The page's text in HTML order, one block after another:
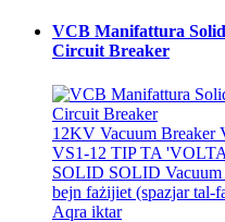
VCB Manifattura
Circuit Breaker
12KV Vacuum Breaker
VS1-12 TIP TA
SOLID SOLID Vacuum
bejn fażijiet (spazjar tal-
Aqra iktar